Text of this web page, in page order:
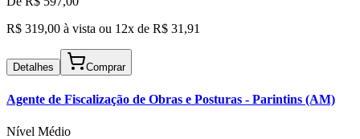
R$ 319,00 à vista ou 12x de R$ 31,91
Detalhes Comprar
Agente de Fiscalização de Obras e Posturas - Parintins (AM)
Nível Médio